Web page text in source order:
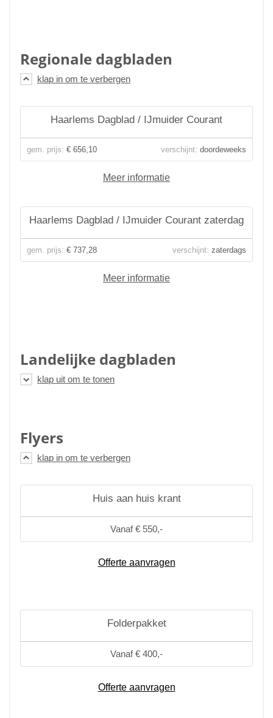
Regionale dagbladen
Haarlems Dagblad / IJmuider Courant
gem. prijs: € 656,10 verschijnt: doordeweeks
Meer informatie
Haarlems Dagblad / IJmuider Courant zaterdag
gem. prijs: € 737,28 verschijnt: zaterdags
Meer informatie
Landelijke dagbladen
Flyers
Huis aan huis krant
Vanaf € 550,-
Offerte aanvragen
Folderpakket
Vanaf € 400,-
Offerte aanvragen